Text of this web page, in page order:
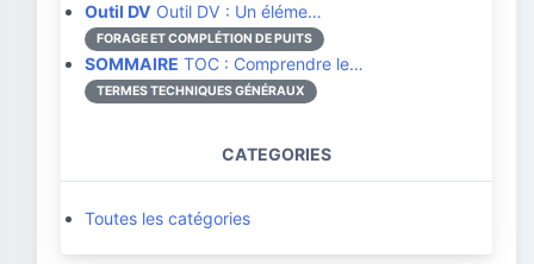
Outil DV Outil DV : Un éléme…
FORAGE ET COMPLÉTION DE PUITS
SOMMAIRE TOC : Comprendre le…
TERMES TECHNIQUES GÉNÉRAUX
CATEGORIES
Toutes les catégories